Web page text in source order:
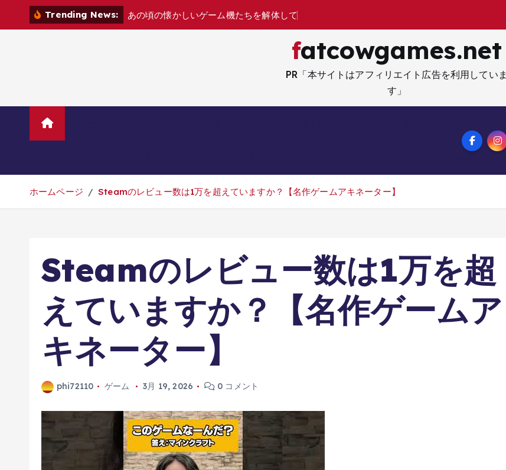
Trending News: あの頃の懐かしいゲー ム機たち を解体して
fatcowgames.net
PR「本サイトはアフィリエイト広告を利用していま
す」
ホームページ Steamのレビュー数は1万を超えていますか？【名作ゲームアキネーター】
Steamのレビュー数は1万を超
えていますか？【名作ゲームア
キネーター】
phi72110 ゲーム 3月 19, 2026 0 コメント